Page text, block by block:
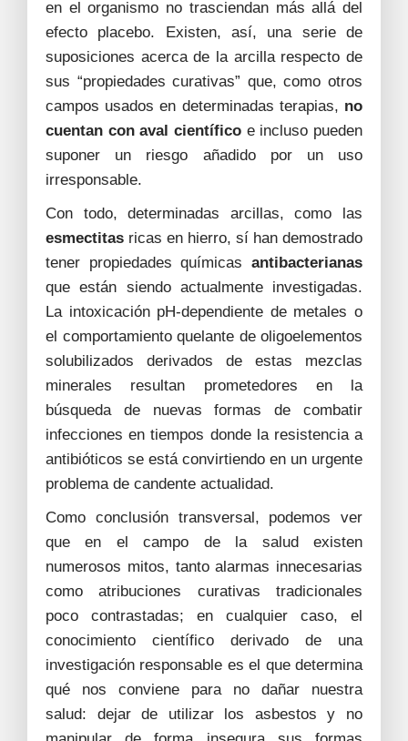
en el organismo no trasciendan más allá del
efecto placebo. Existen, así, una serie de
suposiciones acerca de la arcilla respecto de
sus “propiedades curativas” que, como otros
campos usados en determinadas terapias, no
cuentan con aval científico e incluso pueden
suponer un riesgo añadido por un uso
irresponsable.
Con todo, determinadas arcillas, como las
esmectitas ricas en hierro, sí han demostrado
tener propiedades químicas antibacterianas
que están siendo actualmente investigadas.
La intoxicación pH-dependiente de metales o
el comportamiento quelante de oligoelementos
solubilizados derivados de estas mezclas
minerales resultan prometedores en la
búsqueda de nuevas formas de combatir
infecciones en tiempos donde la resistencia a
antibióticos se está convirtiendo en un urgente
problema de candente actualidad.
Como conclusión transversal, podemos ver
que en el campo de la salud existen
numerosos mitos, tanto alarmas innecesarias
como atribuciones curativas tradicionales
poco contrastadas; en cualquier caso, el
conocimiento científico derivado de una
investigación responsable es el que determina
qué nos conviene para no dañar nuestra
salud: dejar de utilizar los asbestos y no